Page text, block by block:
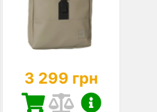
3 299 грн